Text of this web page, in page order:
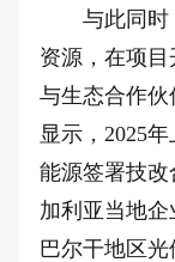
与此同时
资源，在项
与生态合作
显示，2025
能源签署技
加利亚当地企
巴尔干地区